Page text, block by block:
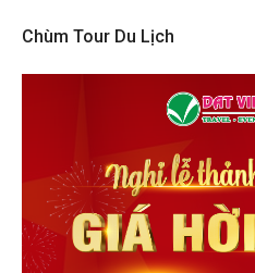
Chùm Tour Du Lịch